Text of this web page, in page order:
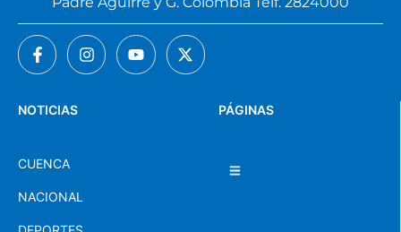
PÁGINAS
NOTICIAS
CUENCA
NACIONAL